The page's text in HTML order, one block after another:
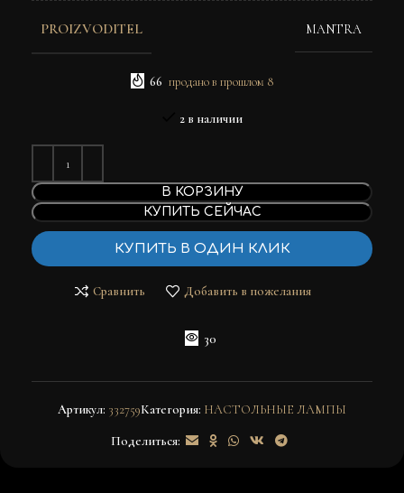
PROIZVODITEL MANTRA
66 продано в прошлом 8
2 в наличии
В КОРЗИНУ
КУПИТЬ СЕЙЧАС
КУПИТЬ В ОДИН КЛИК
Сравнить Добавить в пожелания
30
Артикул: 332759Категория: НАСТОЛЬНЫЕ ЛАМПЫ
Поделиться: